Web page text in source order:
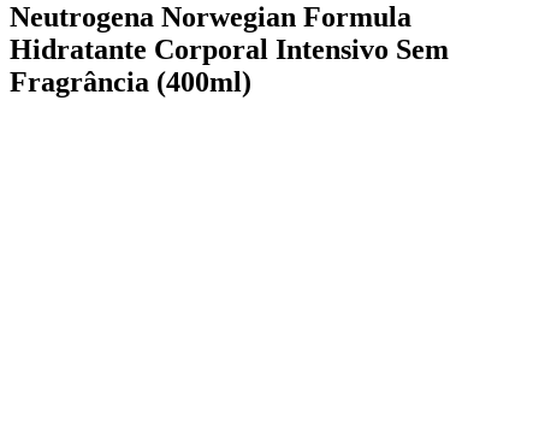
Neutrogena Norwegian Formula
Hidratante Corporal Intensivo Sem
Fragrância (400ml)